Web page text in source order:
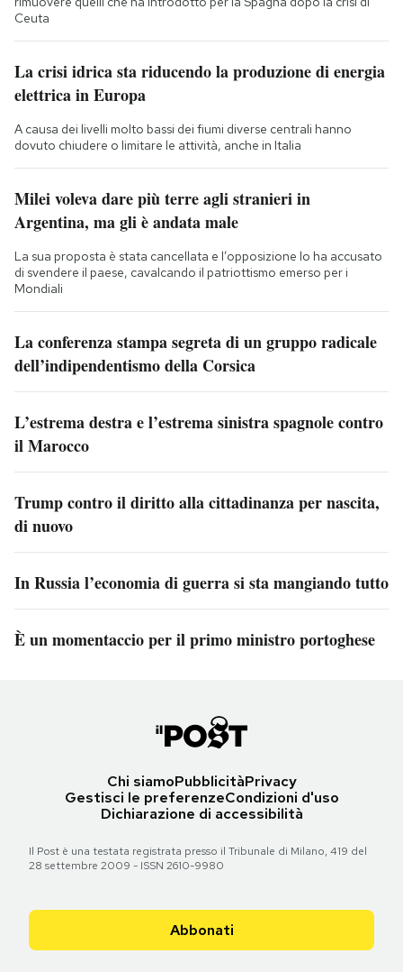
Ceuta
La crisi idrica sta riducendo la produzione di energia
elettrica in Europa
A causa dei livelli molto bassi dei fiumi diverse centrali hanno
dovuto chiudere o limitare le attività, anche in Italia
Milei voleva dare più terre agli stranieri in
Argentina, ma gli è andata male
La sua proposta è stata cancellata e l’opposizione lo ha accusato
di svendere il paese, cavalcando il patriottismo emerso per i
Mondiali
La conferenza stampa segreta di un gruppo radicale
dell’indipendentismo della Corsica
L’estrema destra e l’estrema sinistra spagnole contro
il Marocco
Trump contro il diritto alla cittadinanza per nascita,
di nuovo
In Russia l’economia di guerra si sta mangiando tutto
È un momentaccio per il primo ministro portoghese
Chi siamoPubblicitàPrivacy
Gestisci le preferenzeCondizioni d'uso
Dichiarazione di accessibilità
Il Post è una testata registrata presso il Tribunale di Milano, 419 del
28 settembre 2009 - ISSN 2610-9980
Abbonati